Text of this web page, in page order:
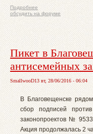
Подробнее
обсудить на форуме
Пикет в
антисемейных
SmallwooD13 вт, 28/06/2016 - 06:04
В Благовещенске
сбор подписей
законопроектов №
Акция продолжалась 2